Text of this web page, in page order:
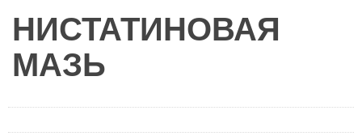
НИСТАТИНОВАЯ
МАЗЬ